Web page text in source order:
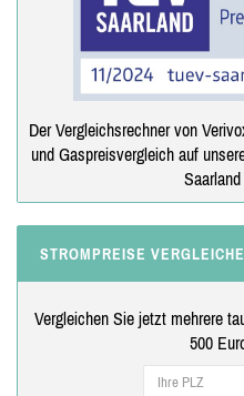
Der Vergleichsrechner von
und Gaspreisvergleich auf
STROMPREISE
Vergleichen Sie jetzt mehrere
500